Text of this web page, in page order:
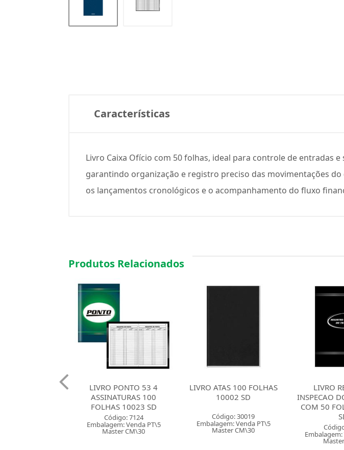
Características
Livro Caixa Ofício com 50 folhas, ideal para controle de entradas
garantindo organização e registro preciso das movimentações
os lançamentos cronológicos e o acompanhamento do fluxo
Produtos Relacionados
LIVRO ATAS 100 FOLHAS
10002 SD
Código: 30019
Embalagem: Venda PT\5
Master CM\30
LIVRO REGISTRO
INSPECAO DO TRABALHO
SD
Código: 2364
Embalagem: Venda PT\10
LIVRO
1/4 COM